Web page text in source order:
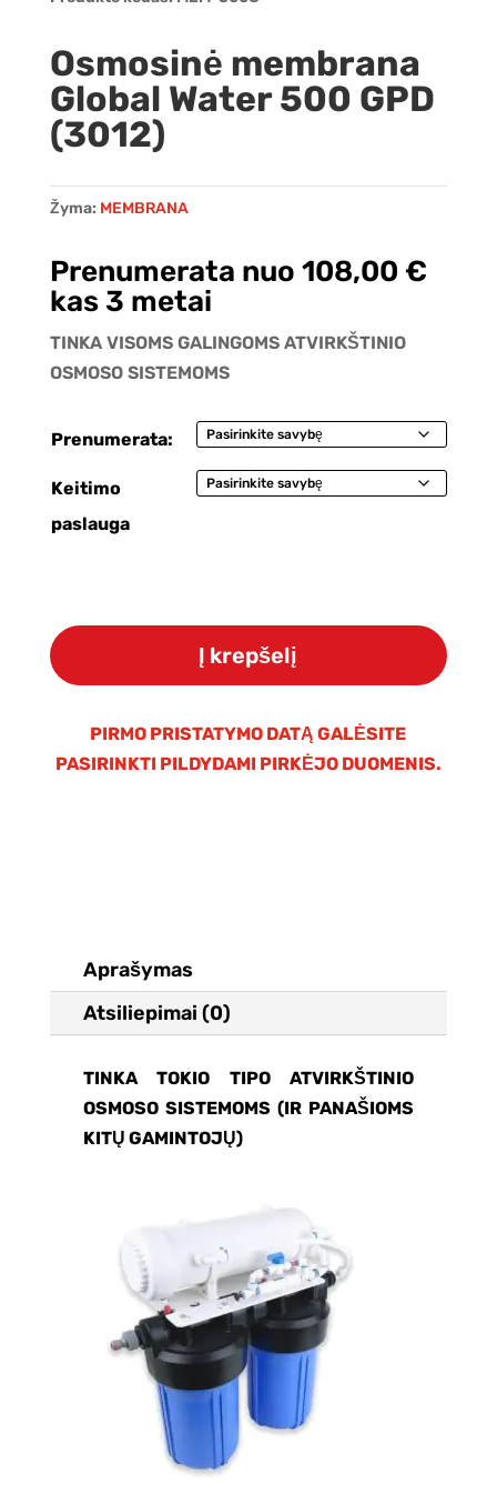
Osmosinė membrana
Global Water 500 GPD
(3012)
Žyma: MEMBRANA
Prenumerata nuo 108,00 €
kas 3 metai
TINKA VISOMS GALINGOMS ATVIRKŠTINIO
OSMOSO SISTEMOMS
Prenumerata:
Keitimo
paslauga
kiekis:
Osmosinė
Global
Water
Į krepšelį
PIRMO PRISTATYMO DATĄ GALĖSITE
PASIRINKTI PILDYDAMI PIRKĖJO DUOMENIS.
Aprašymas
Atsiliepimai (0)
TINKA TOKIO TIPO ATVIRKŠTINIO
OSMOSO SISTEMOMS (IR PANAŠIOMS
KITŲ GAMINTOJŲ)